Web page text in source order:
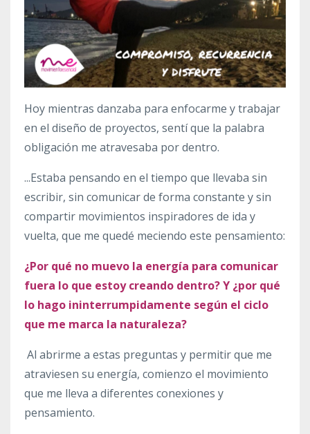
Hoy mientras danzaba para enfocarme y trabajar
en el diseño de proyectos, sentí que la palabra
obligación me atravesaba por dentro.
...Estaba pensando en el tiempo que llevaba sin
escribir, sin comunicar de forma constante y sin
compartir movimientos inspiradores de ida y
vuelta, que me quedé meciendo este pensamiento:
¿Por qué no muevo la energía para comunicar
fuera lo que estoy creando dentro? Y ¿por qué
lo hago ininterrumpidamente según el ciclo
que me marca la naturaleza?
Al abrirme a estas preguntas y permitir que me
atraviesen su energía, comienzo el movimiento
que me lleva a diferentes conexiones y
pensamiento.